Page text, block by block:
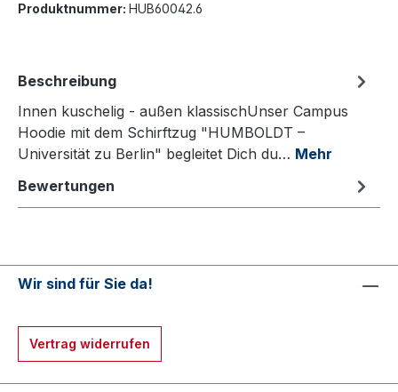
Produktnummer: HUB60042.6
Beschreibung
Innen kuschelig - außen klassischUnser Campus
Hoodie mit dem Schirftzug "HUMBOLDT –
Universität zu Berlin" begleitet Dich du… Mehr
Bewertungen
Wir sind für Sie da!
Vertrag widerrufen